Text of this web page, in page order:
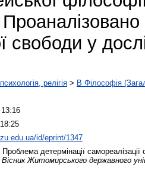
свободи у
релігія > B Філософія
id/eprint/1347
Проблема детермінації самореалізації
Вісник Житомирського державного